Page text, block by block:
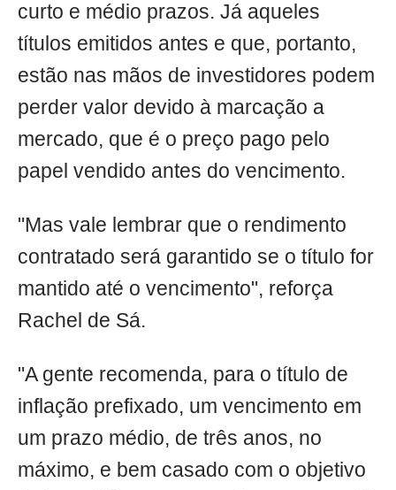
curto e médio prazos. Já aqueles
títulos emitidos antes e que, portanto,
estão nas mãos de investidores podem
perder valor devido à marcação a
mercado, que é o preço pago pelo
papel vendido antes do vencimento.
"Mas vale lembrar que o rendimento
contratado será garantido se o título for
mantido até o vencimento", reforça
Rachel de Sá.
"A gente recomenda, para o título de
inflação prefixado, um vencimento em
um prazo médio, de três anos, no
máximo, e bem casado com o objetivo